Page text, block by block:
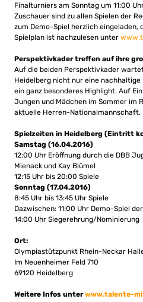
Finalturniers am Sonntag um 11:00
Zuschauer sind zu allen Spielen der
zum Demo-Spiel herzlich eingeladen,
Spielplan ist nachzulesen unter
Perspektivkader treffen auf ihre
Auf die beiden Perspektivkader
Heidelberg nicht nur eine
ein ganz besonderes Highlight. Auf
Jungen und Mädchen im Sommer im
aktuelle Herren-Nationalmannschaft.
Spielzeiten in Heidelberg (Eintritt
Samstag (16.04.2016)
12:00 Uhr Eröffnung durch die DBB
Mienack und Kay Blümel
12:15 Uhr bis 20:00 Spiele
Sonntag (17.04.2016)
8:45 Uhr bis 13:45 Uhr Spiele
Dazwischen: 11:00 Uhr Demo-Spiel
14:00 Uhr Siegerehrung/Nominierung
Ort:
Olympiastützpunkt Rhein-Neckar
Im Neuenheimer Feld 710
69120 Heidelberg
Weitere Infos unterwww.talente-